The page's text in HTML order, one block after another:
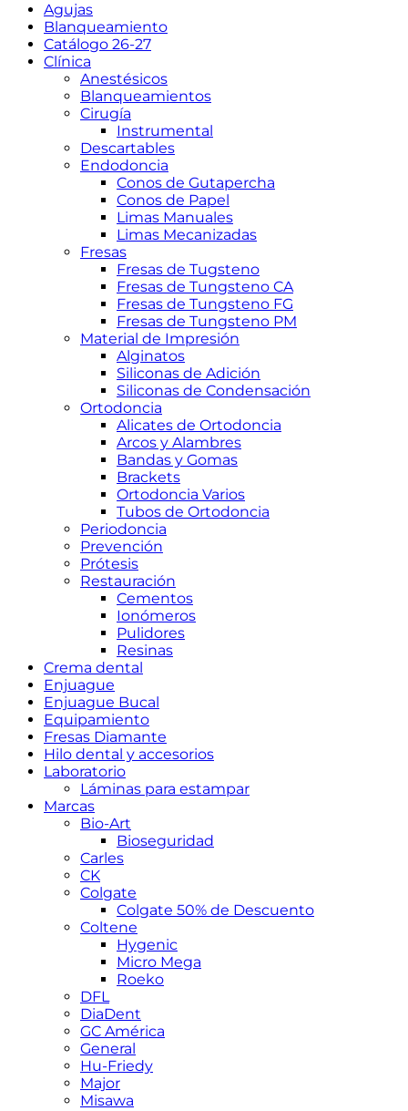
Agujas
Blanqueamiento
Catálogo 26-27
Clínica
Anestésicos
Blanqueamientos
Cirugía
Instrumental
Descartables
Endodoncia
Conos de Gutapercha
Conos de Papel
Limas Manuales
Limas Mecanizadas
Fresas
Fresas de Tugsteno
Fresas de Tungsteno CA
Fresas de Tungsteno FG
Fresas de Tungsteno PM
Material de Impresión
Alginatos
Siliconas de Adición
Siliconas de Condensación
Ortodoncia
Alicates de Ortodoncia
Arcos y Alambres
Bandas y Gomas
Brackets
Ortodoncia Varios
Tubos de Ortodoncia
Periodoncia
Prevención
Prótesis
Restauración
Cementos
Ionómeros
Pulidores
Resinas
Crema dental
Enjuague
Enjuague Bucal
Equipamiento
Fresas Diamante
Hilo dental y accesorios
Laboratorio
Láminas para estampar
Marcas
Bio-Art
Bioseguridad
Carles
CK
Colgate
Colgate 50% de Descuento
Coltene
Hygenic
Micro Mega
Roeko
DFL
DiaDent
GC América
General
Hu-Friedy
Major
Misawa